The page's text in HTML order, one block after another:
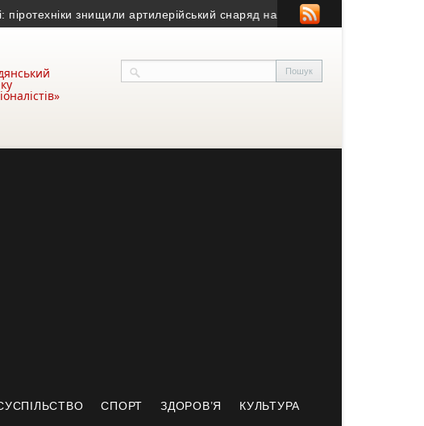
знищили артилерійський снаряд на Бучаччині • Як купити
СПОРТ ЗДОРОВ’Я КУЛЬТУРА